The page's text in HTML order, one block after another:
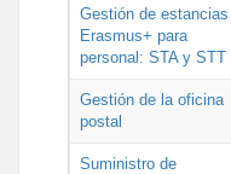
Gestión de estancias
Erasmus+ para
personal: STA y STT
Gestión de la oficina
postal
Suministro de